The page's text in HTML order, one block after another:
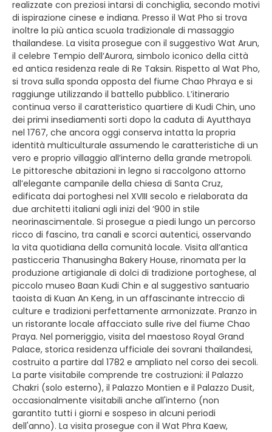
realizzate con preziosi intarsi di conchiglia, secondo motivi
di ispirazione cinese e indiana. Presso il Wat Pho si trova
inoltre la più antica scuola tradizionale di massaggio
thailandese. La visita prosegue con il suggestivo Wat Arun,
il celebre Tempio dell’Aurora, simbolo iconico della città
ed antica residenza reale di Re Taksin. Rispetto al Wat Pho,
si trova sulla sponda opposta del fiume Chao Phraya e si
raggiunge utilizzando il battello pubblico. L’itinerario
continua verso il caratteristico quartiere di Kudi Chin, uno
dei primi insediamenti sorti dopo la caduta di Ayutthaya
nel 1767, che ancora oggi conserva intatta la propria
identità multiculturale assumendo le caratteristiche di un
vero e proprio villaggio all’interno della grande metropoli.
Le pittoresche abitazioni in legno si raccolgono attorno
all’elegante campanile della chiesa di Santa Cruz,
edificata dai portoghesi nel XVIII secolo e rielaborata da
due architetti italiani agli inizi del ‘900 in stile
neorinascimentale. Si prosegue a piedi lungo un percorso
ricco di fascino, tra canali e scorci autentici, osservando
la vita quotidiana della comunità locale. Visita all’antica
pasticceria Thanusingha Bakery House, rinomata per la
produzione artigianale di dolci di tradizione portoghese, al
piccolo museo Baan Kudi Chin e al suggestivo santuario
taoista di Kuan An Keng, in un affascinante intreccio di
culture e tradizioni perfettamente armonizzate. Pranzo in
un ristorante locale affacciato sulle rive del fiume Chao
Praya. Nel pomeriggio, visita del maestoso Royal Grand
Palace, storica residenza ufficiale dei sovrani thailandesi,
costruito a partire dal 1782 e ampliato nel corso dei secoli.
La parte visitabile comprende tre costruzioni: il Palazzo
Chakri (solo esterno), il Palazzo Montien e il Palazzo Dusit,
occasionalmente visitabili anche all'interno (non
garantito tutti i giorni e sospeso in alcuni periodi
dell'anno). La visita prosegue con il Wat Phra Kaew,